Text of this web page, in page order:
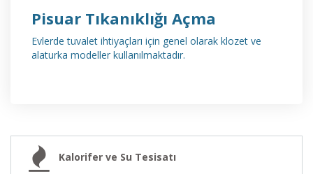
Pisuar Tıkanıklığı Açma
Evlerde tuvalet ihtiyaçları için genel olarak klozet ve
alaturka modeller kullanılmaktadır.
Kalorifer ve Su Tesisatı